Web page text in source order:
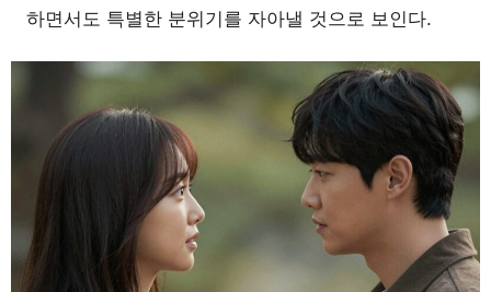
하면서도 특별한 분위기를 자아낼 것으로 보인다.